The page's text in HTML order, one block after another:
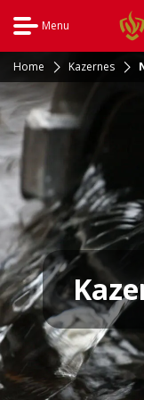
Menu
Home Kazernes